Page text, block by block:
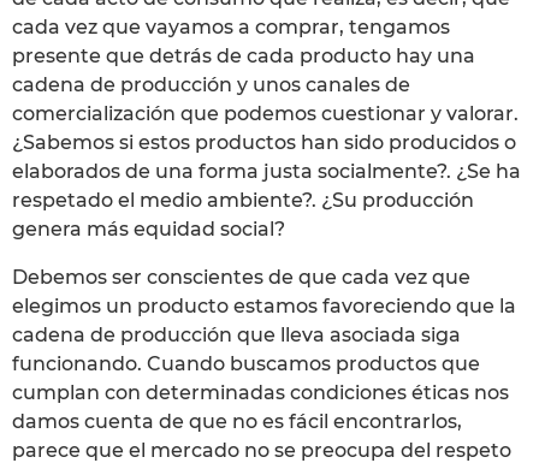
cada vez que vayamos a comprar, tengamos
presente que detrás de cada producto hay una
cadena de producción y unos canales de
comercialización que podemos cuestionar y valorar.
¿Sabemos si estos productos han sido producidos o
elaborados de una forma justa socialmente?. ¿Se ha
respetado el medio ambiente?. ¿Su producción
genera más equidad social?
Debemos ser conscientes de que cada vez que
elegimos un producto estamos favoreciendo que la
cadena de producción que lleva asociada siga
funcionando. Cuando buscamos productos que
cumplan con determinadas condiciones éticas nos
damos cuenta de que no es fácil encontrarlos,
parece que el mercado no se preocupa del respeto